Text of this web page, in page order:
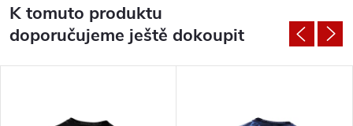
K tomuto produktu
doporučujeme ještě dokoupit